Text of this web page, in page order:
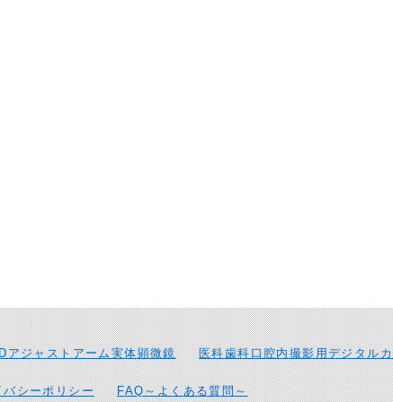
アジャストアーム実体顕微鏡 医科歯科口腔内撮影用デジタル
バシーポリシー FAQ～よくある質問～